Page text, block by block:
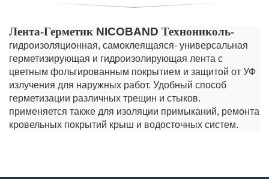
Лента-Герметик NICOBAND Технониколь-
гидроизоляционная, самоклеящаяся- универсальная
герметизирующая и гидроизолирующая лента с
цветным фольгированным покрытием и защитой от УФ
излучения для наружных работ. Удобный способ
герметизации различных трещин и стыков.
применяется также для изоляции примыканий, ремонта
кровельных покрытий крыш и водосточных систем.